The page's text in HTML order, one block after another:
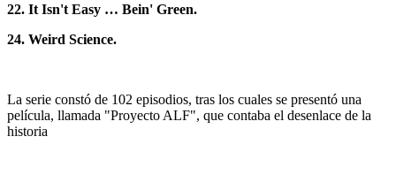
22. It Isn't Easy … Bein' Green.
24. Weird Science.
La serie constó de 102 episodios, tras los cuales se presentó una
película, llamada "Proyecto ALF", que contaba el desenlace de la
historia